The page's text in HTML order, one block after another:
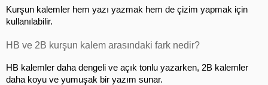
Kurşun kalemler hem yazı yazmak hem de çizim yapmak için
kullanılabilir.
HB ve 2B kurşun kalem arasındaki fark nedir?
HB kalemler daha dengeli ve açık tonlu yazarken, 2B kalemler
daha koyu ve yumuşak bir yazım sunar.